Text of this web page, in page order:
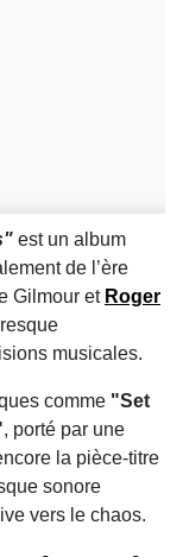
est un album
de l’ère
Gilmour et Roger
musicales.
comme "Set
, porté par une
la pièce-titre
sonore
vers le chaos.